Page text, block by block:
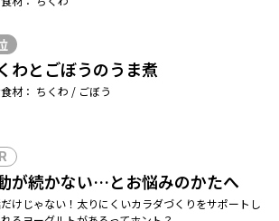
わとごぼうのうま煮
材： ちくわ / ごぼう
が続かない…とお悩みのかたへ
けじゃない！太りにくいカラダづくりをサポートし